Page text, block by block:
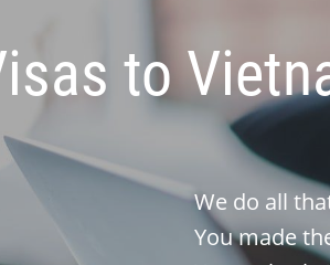
to
We do all
You made